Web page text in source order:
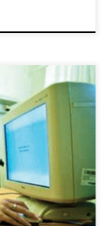
– takiego
o wiele
Salk